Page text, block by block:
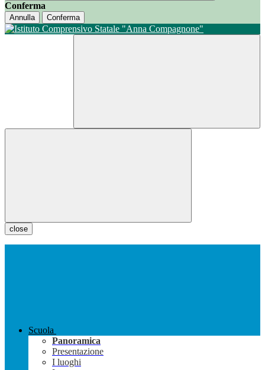
Conferma
Annulla Conferma
close
Scuola
Panoramica
Presentazione
I luoghi